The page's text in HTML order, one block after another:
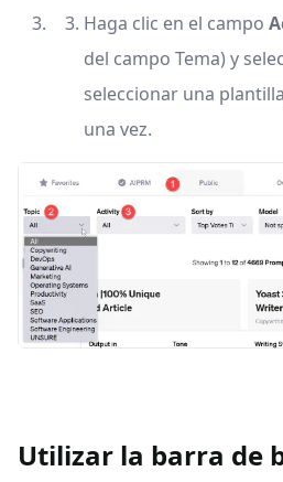
Haga clic en el campo
del campo Tema) y
seleccionar una
una vez.
Utilizar la barra de